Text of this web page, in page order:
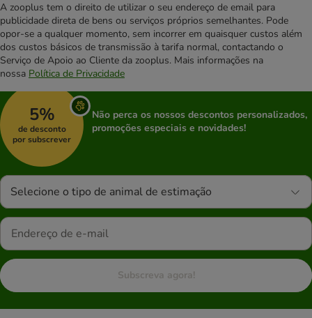
A zooplus tem o direito de utilizar o seu endereço de email para
publicidade direta de bens ou serviços próprios semelhantes. Pode
opor-se a qualquer momento, sem incorrer em quaisquer custos além
dos custos básicos de transmissão à tarifa normal, contactando o
Serviço de Apoio ao Cliente da zooplus. Mais informações na
nossa Política de Privacidade
5%
de desconto
por subscrever
Não perca os nossos descontos personalizados,
promoções especiais e novidades!
Selecione o tipo de animal de estimação
Subscreva agora!